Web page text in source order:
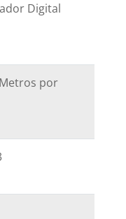
Digital
por